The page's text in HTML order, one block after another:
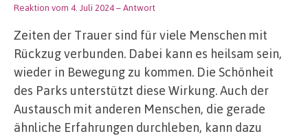
Reaktion vom 4. Juli 2024– Antwort
Zeiten der Trauer sind für viele Menschen mit
Rückzug verbunden. Dabei kann es heilsam sein,
wieder in Bewegung zu kommen. Die Schönheit
des Parks unterstützt diese Wirkung. Auch der
Austausch mit anderen Menschen, die gerade
ähnliche Erfahrungen durchleben, kann dazu